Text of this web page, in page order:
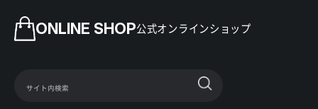
ONLINE SHOP公式オンラインショップ